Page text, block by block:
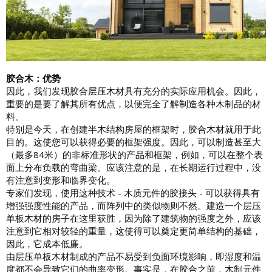
胶合木：优势
因此，我们发现胶合层压木材具有充分的实际应用机会。因此，
重要的是要了解其所有优点，以便完全了解制造各种木制品的材
料。
特别是今天，在创建半木结构房屋的框架时，胶合木材就用于此
目的。这使您可以获得必要的框架强度。因此，可以制造甚至大
（最多84米）的非标准形状的产品和框架，例如，可以在整个表
面上分布负载的弯曲梁。应该注意的是，在长期运行过程中，没
有注意到变形和临界变化。
专家们发现，使用这种技术 - 木质元件的胶接头 - 可以获得具有
增强强度性能的产品，而阵列中的类似物则不然。建造一个层压
单板木材的房子在这里获胜，因为除了建筑物的强度之外，应该
注意到它相对较轻的重量，这使得可以奠定更简单结构的基础，
因此，它成本低廉。
由层压单板木材制成的产品不易受到负面环境影响，即湿度和温
度都不会导致它们的曲率变形。事实是，在胶合之前，木制元件